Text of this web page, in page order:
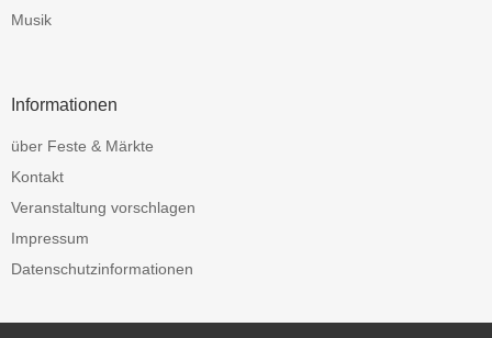
Musik
Informationen
über Feste & Märkte
Kontakt
Veranstaltung vorschlagen
Impressum
Datenschutzinformationen